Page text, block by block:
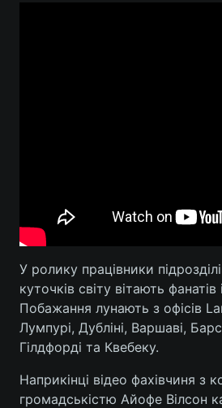
У ролику працівники
куточків світу вітають фанатів
Побажання лунають з офісів
Лумпурі, Дубліні, Варшаві,
Гілдфорді та Квебеку.
Наприкінці відео фахівчиня з
громадськістю Айофе Вілсон